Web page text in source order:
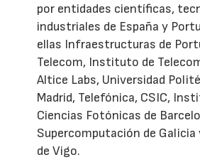
por entidades científicas,
industriales de España y
ellas Infraestructuras de
Telecom, Instituto de
Altice Labs, Universidad
Madrid, Telefónica, CSIC,
Ciencias Fotónicas de
Supercomputación de Galicia
de Vigo.